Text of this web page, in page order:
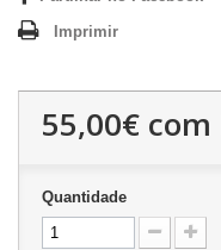
Imprimir
55,00€ com
Quantidade